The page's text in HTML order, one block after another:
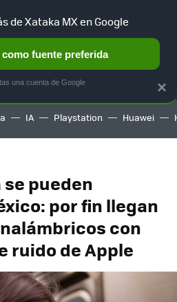
HOME AUTO TERRITORIO
IA Playstation Huawei
se pueden
por fin llegan
con
ruido de Apple
×
de Xataka MX en Google
fuente preferida
una cuenta de Google